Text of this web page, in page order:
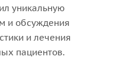
уникальную
и обсуждения
и лечения
пациентов.